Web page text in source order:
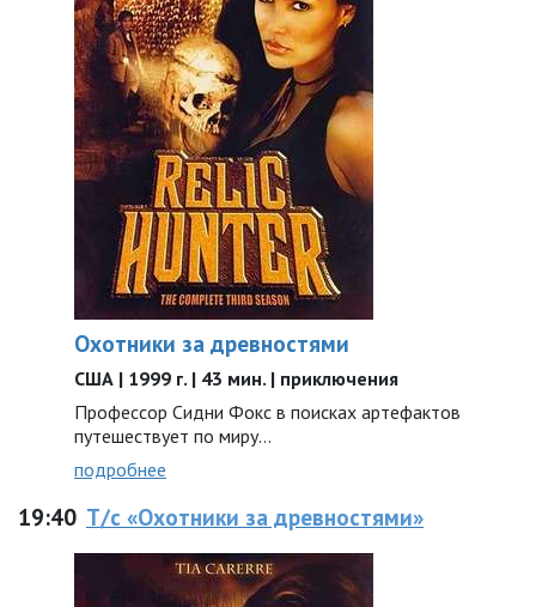
Охотники за древностями
США | 1999 г. | 43 мин. | приключения
Профессор Сидни Фокс в поисках артефактов
путешествует по миру...
подробнее
19:40 Т/с «Охотники за древностями»